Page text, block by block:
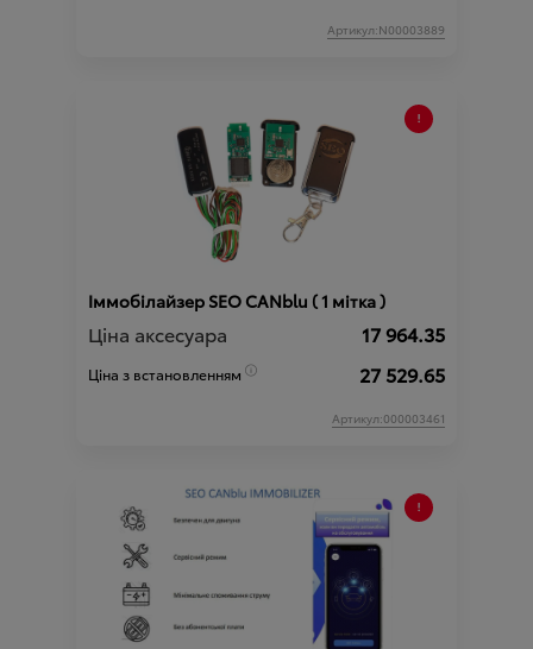
Артикул:N00003889
Iммобiлайзер SEO CANblu ( 1 мітка )
Ціна аксесуара 17 964.35
Ціна з встановленням 27 529.65
Артикул:000003461